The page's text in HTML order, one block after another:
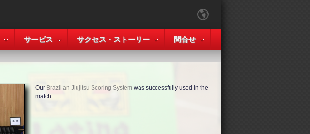
サービス サクセス・ストーリー 問合せ
Our Brazilian Jiujitsu Scoring Systemwas successfully used in the
match.